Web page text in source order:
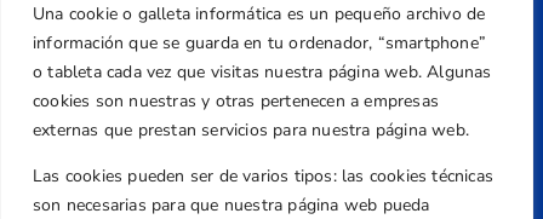
Una cookie o galleta informática es un pequeño archivo de
información que se guarda en tu ordenador, “smartphone”
o tableta cada vez que visitas nuestra página web. Algunas
cookies son nuestras y otras pertenecen a empresas
externas que prestan servicios para nuestra página web.
Las cookies pueden ser de varios tipos: las cookies técnicas
son necesarias para que nuestra página web pueda
Dirección
Centre de L´Esport, Carrer d'Isaac Peral i
Caballero, Nº 5, Despachos 2 y 3, 46980,
Valencia
Teléfono
+34 961 367 799